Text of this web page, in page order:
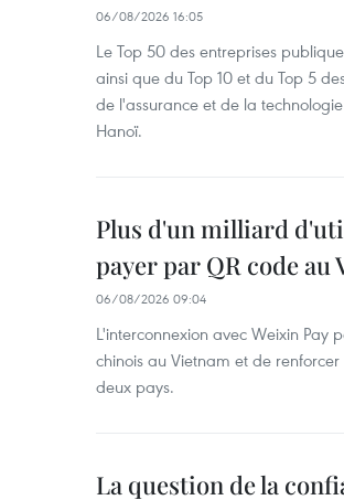
06/08/2026 16:05
Le Top 50 des entreprises
ainsi que du Top 10 et du Top 5
de l'assurance et de la
Hanoï.
Plus d'un milliard
payer par QR code au
06/08/2026 09:04
L'interconnexion avec Weixin Pay
chinois au Vietnam et de
deux pays.
La question de la